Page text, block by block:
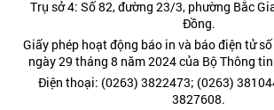
Trụ sở 4: Số 82, đường 23/3, phường Bắc
Đồng.
Giấy phép hoạt động báo in và báo điện tử
ngày 29 tháng 8 năm 2024 của Bộ Thông
Điện thoại: (0263) 3822473; (0263)
3827608.